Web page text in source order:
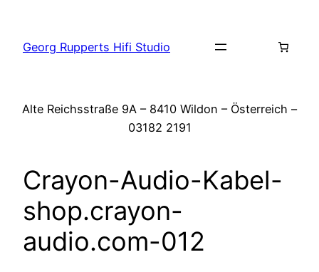
springen
Georg Rupperts Hifi Studio
Alte Reichsstraße 9A – 8410 Wildon – Österreich –
03182 2191
Crayon-Audio-Kabel-
shop.crayon-
audio.com-012